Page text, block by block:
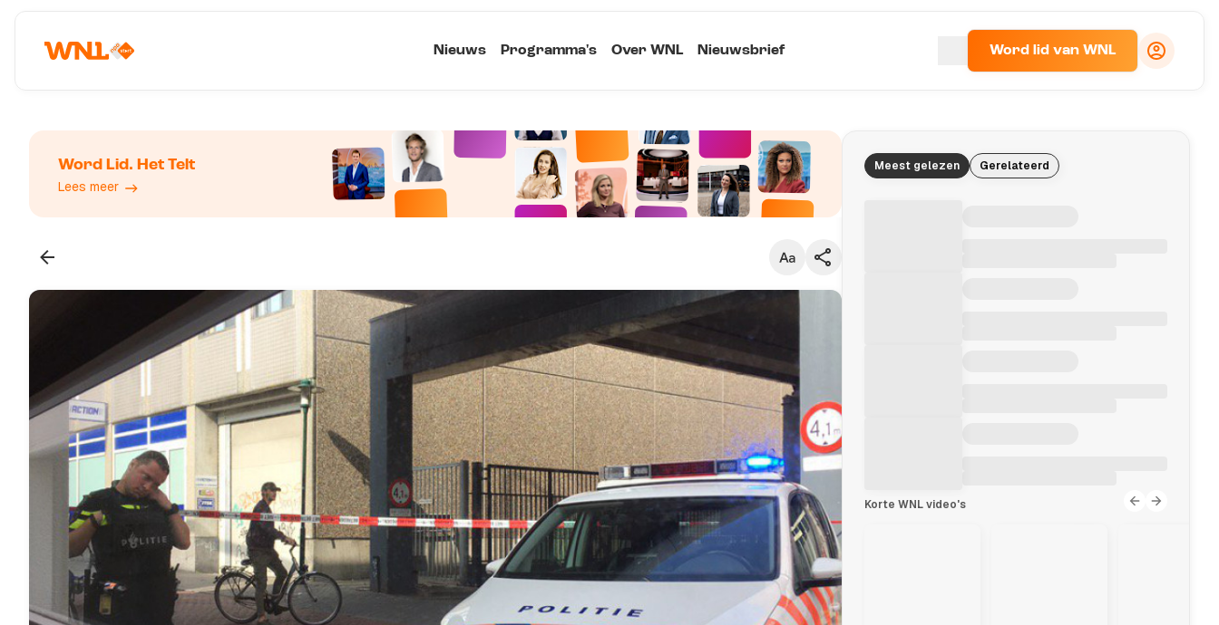
Nieuws Programma's Over WNL Nieuwsbrief Word lid van WNL
Word Lid. Het Telt
Lees meer
Klein
Standaard
Groot
Kopieer link
Meest gelezen Gerelateerd
Korte WNL video's